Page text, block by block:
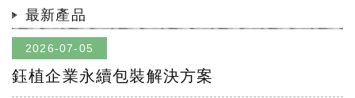
最新產品
2026-07-05
鈺植企業永續包裝解決方案